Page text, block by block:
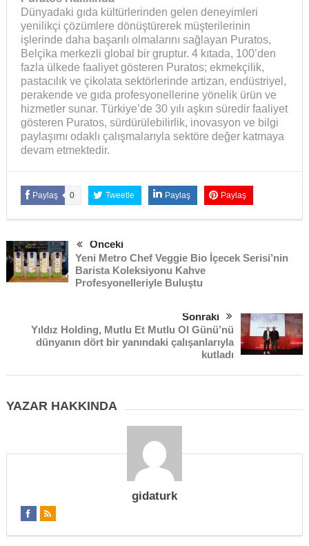
Dünyadaki gıda kültürlerinden gelen deneyimleri
yenilikçi çözümlere dönüştürerek müşterilerinin
işlerinde daha başarılı olmalarını sağlayan Puratos,
Belçika merkezli global bir gruptur. 4 kıtada, 100’den
fazla ülkede faaliyet gösteren Puratos; ekmekçilik,
pastacılık ve çikolata sektörlerinde artizan, endüstriyel,
perakende ve gıda profesyonellerine yönelik ürün ve
hizmetler sunar. Türkiye’de 30 yılı aşkın süredir faaliyet
gösteren Puratos, sürdürülebilirlik, inovasyon ve bilgi
paylaşımı odaklı çalışmalarıyla sektöre değer katmaya
devam etmektedir.
Paylaş 0 Tweetle Paylaş Paylaş
Önceki
Yeni Metro Chef Veggie Bio İçecek Serisi’nin
Barista Koleksiyonu Kahve
Profesyonelleriyle Buluştu
Sonraki
Yıldız Holding, Mutlu Et Mutlu Ol Günü’nü
dünyanın dört bir yanındaki çalışanlarıyla
kutladı
YAZAR HAKKINDA
gidaturk